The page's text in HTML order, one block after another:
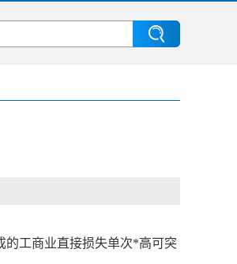
的工商业直接损失单次*高可突